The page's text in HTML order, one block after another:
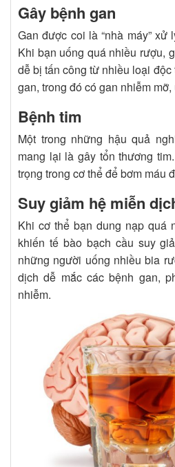
Gây bệnh gan
Gan được coi là “nhà máy” xử
Khi bạn uống quá nhiều rượu,
dễ bị tấn công từ nhiều loại
gan, trong đó có gan nhiễm
Bệnh tim
Một trong những hậu quả
mang lại là gây tổn thương
trọng trong cơ thể để bơm máu
Suy giảm hệ miễn
Khi cơ thể bạn dung nạp quá
khiến tế bào bạch cầu suy
những người uống nhiều bia
dịch dễ mắc các bệnh gan,
nhiễm.